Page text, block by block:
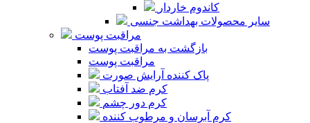
کاندوم خاردار
سایر محصولات بهداشت جنسی
مراقبت پوست
بازگشت به مراقبت پوست
مراقبت پوست
پاک کننده آرایش صورت
کرم ضد آفتاب
کرم دور چشم
کرم آبرسان و مرطوب کننده